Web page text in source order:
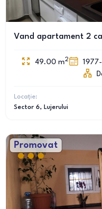
Vand apartament 2
49.00 m2
Locație:
Sector 6, Lujerului
Promovat